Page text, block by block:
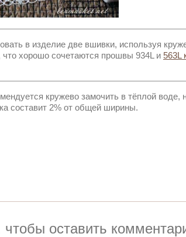
в изделие две вшивки, используя
хорошо сочетаются прошвы 934L и 563L
кружево замочить в тёплой воде,
составит 2% от общей ширины.
чтобы оставить